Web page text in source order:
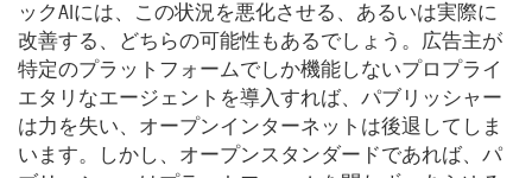
ックAIには、この状況を悪化させる、あるいは実際に
改善する、どちらの可能性もあるでしょう。広告主が
特定のプラットフォームでしか機能しないプロプライ
エタリなエージェントを導入すれば、パブリッシャー
は力を失い、オープンインターネットは後退してしま
います。しかし、オープンスタンダードであれば、パ